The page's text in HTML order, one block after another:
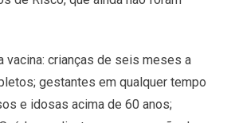
vacina: crianças de seis meses a
gestantes em qualquer tempo
e idosas acima de 60 anos;